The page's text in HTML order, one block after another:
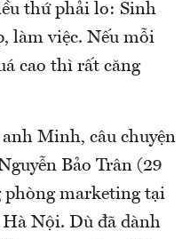
thứ phải lo: Sinh
làm việc. Nếu mỗi
cao thì rất căng
Minh, câu chuyện
Bảo Trân (29
marketing tại
Nội. Dù đã dành